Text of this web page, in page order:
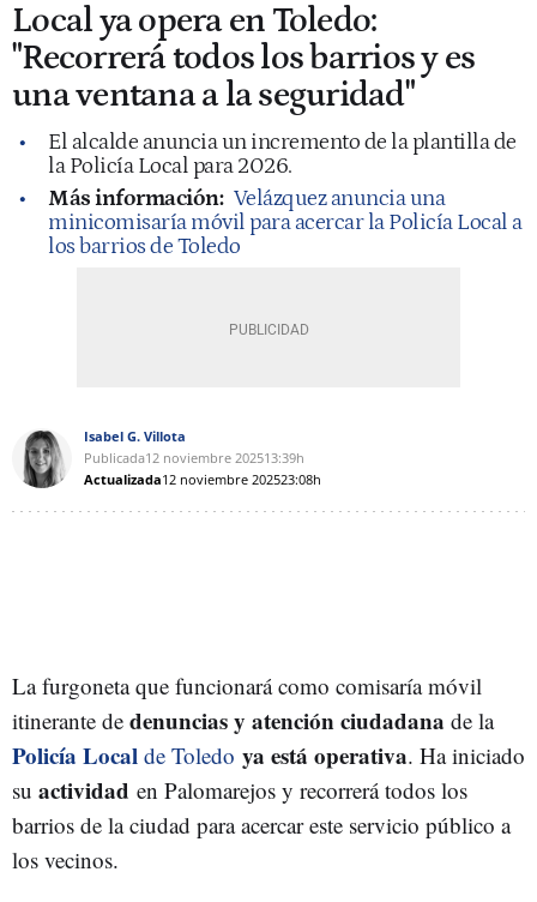
Local ya opera en Toledo:
"Recorrerá todos los barrios y es
una ventana a la seguridad"
El alcalde anuncia un incremento de la plantilla de
la Policía Local para 2026.
Más información: Velázquez anuncia una
minicomisaría móvil para acercar la Policía Local a
los barrios de Toledo
Isabel G. Villota
Publicada12 noviembre 202513:39h
Actualizada12 noviembre 202523:08h
La furgoneta que funcionará como comisaría móvil
itinerante de denuncias y atención ciudadana de la
Policía Local de Toledo ya está operativa. Ha iniciado
su actividad en Palomarejos y recorrerá todos los
barrios de la ciudad para acercar este servicio público a
los vecinos.